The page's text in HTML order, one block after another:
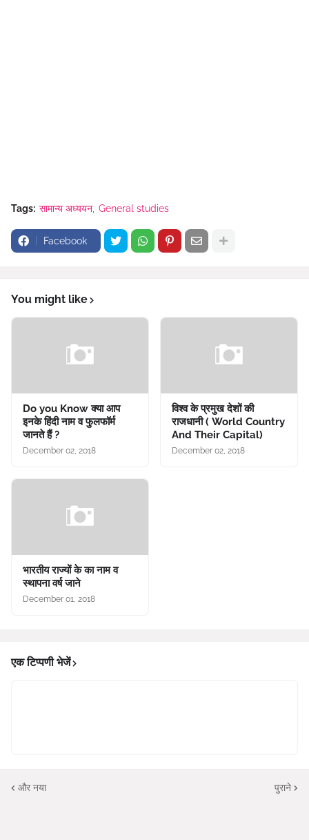
Tags: सामान्य अध्ययन General studies
Facebook
You might like
Do you Know क्या आप
इनके हिंदी नाम व फुलफॉर्म
जानते हैं ?
December 02, 2018
विश्व के प्रमुख देशों की
राजधानी ( World Country
And Their Capital)
December 02, 2018
भारतीय राज्यों के का नाम व
स्थापना वर्ष जाने
December 01, 2018
एक टिप्पणी भेजें
और नया पुराने